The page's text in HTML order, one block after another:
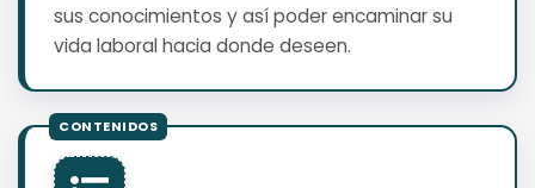
sus conocimientos y así poder encaminar su
vida laboral hacia donde deseen.